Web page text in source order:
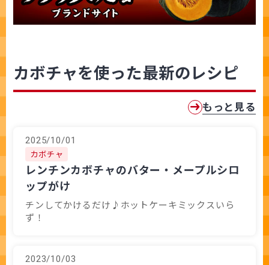
カボチャを使った最新のレシピ
もっと見る
2025/10/01
カボチャ
レンチンカボチャのバター・メープルシロ
ップがけ
チンしてかけるだけ♪ホットケーキミックスいら
ず！
2023/10/03